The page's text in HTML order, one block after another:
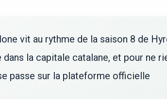
vit au rythme de la saison 8 de
la capitale catalane, et pour ne
passe sur la plateforme officielle